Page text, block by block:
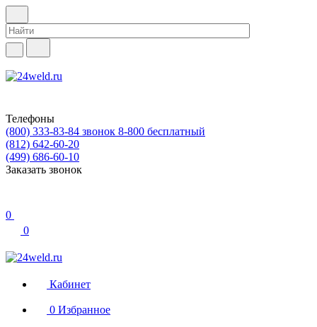
Телефоны
(800) 333-83-84 звонок 8-800 бесплатный
(812) 642-60-20
(499) 686-60-10
Заказать звонок
0
0
Кабинет
0 Избранное